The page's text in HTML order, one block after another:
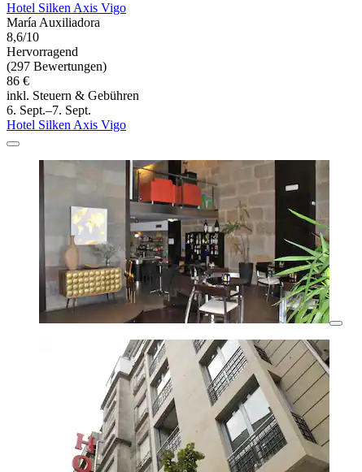
Hotel Silken Axis Vigo
María Auxiliadora
8,6/10
Hervorragend
(297 Bewertungen)
86 €
inkl. Steuern & Gebühren
6. Sept.–7. Sept.
Hotel Silken Axis Vigo